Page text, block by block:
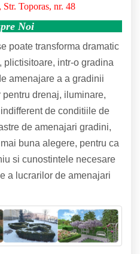
Toporas, nr. 48
Noi
poate transforma dramatic
intr-o gradina
amenajare a a gradinii
drenaj, iluminare,
de conditiile de
de amenajari gradini,
buna alegere, pentru ca
si cunostintele necesare
a lucrarilor de amenajari